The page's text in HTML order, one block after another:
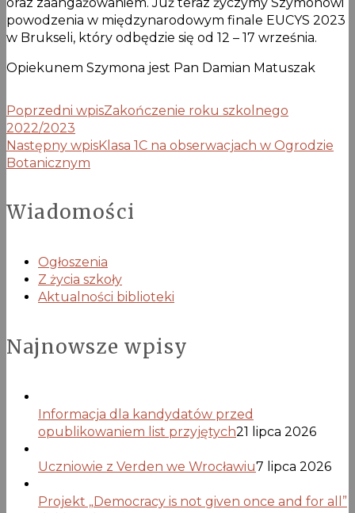
powodzenia w międzynarodowym finale EUCYS 2023
w Brukseli, który odbędzie się od 12 – 17 września.
Opiekunem Szymona jest Pan Damian Matuszak
Poprzedni wpisZakończenie roku szkolnego
2022/2023
Następny wpisKlasa 1C na obserwacjach w Ogrodzie
Botanicznym
Wiadomości
Ogłoszenia
Z życia szkoły
Aktualności biblioteki
Najnowsze wpisy
Informacja dla kandydatów przed
opublikowaniem list przyjętych21 lipca 2026
Uczniowie z Verden we Wrocławiu7 lipca 2026
Projekt „Democracy is not given once and for all”